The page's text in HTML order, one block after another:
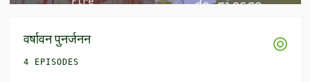
वर्षावन पुनर्जनन
4 EPISODES